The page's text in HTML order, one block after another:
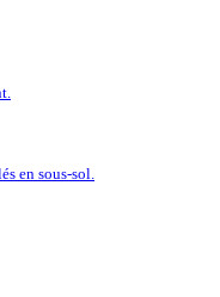
en sous-sol.